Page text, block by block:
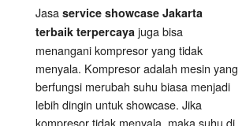
Jasa service showcase Jakarta
terbaik terpercaya juga bisa
menangani kompresor yang tidak
menyala. Kompresor adalah mesin yang
berfungsi merubah suhu biasa menjadi
lebih dingin untuk showcase. Jika
kompresor tidak menyala, maka suhu di